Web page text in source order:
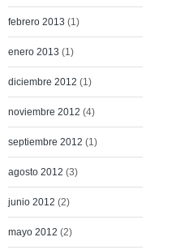
febrero 2013 (1)
enero 2013 (1)
diciembre 2012 (1)
noviembre 2012 (4)
septiembre 2012 (1)
agosto 2012 (3)
junio 2012 (2)
mayo 2012 (2)